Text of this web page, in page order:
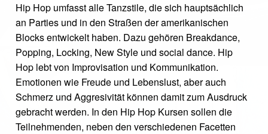
Hip Hop umfasst alle Tanzstile, die sich hauptsächlich
an Parties und in den Straßen der amerikanischen
Blocks entwickelt haben. Dazu gehören Breakdance,
Popping, Locking, New Style und social dance. Hip
Hop lebt von Improvisation und Kommunikation.
Emotionen wie Freude und Lebenslust, aber auch
Schmerz und Aggresivität können damit zum Ausdruck
gebracht werden. In den Hip Hop Kursen sollen die
Teilnehmenden, neben den verschiedenen Facetten